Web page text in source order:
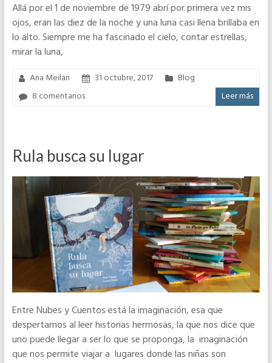
Allá por el 1 de noviembre de 1979 abrí por primera vez mis
ojos, eran las diez de la noche y una luna casi llena brillaba en
lo alto. Siempre me ha fascinado el cielo, contar estrellas,
mirar la luna,
Ana Meilan 31 octubre, 2017
Blog
8 comentarios
Leer más
Rula busca su lugar
Entre Nubes y Cuentos está la imaginación, esa que
despertamos al leer historias hermosas, la que nos dice que
uno puede llegar a ser lo que se proponga, la imaginación
que nos permite viajar a lugares donde las niñas son